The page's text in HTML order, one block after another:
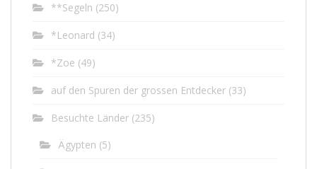
**Segeln (250)
*Leonard (34)
*Zoe (49)
auf den Spuren der grossen Entdecker (33)
Besuchte Länder (235)
Ägypten (5)